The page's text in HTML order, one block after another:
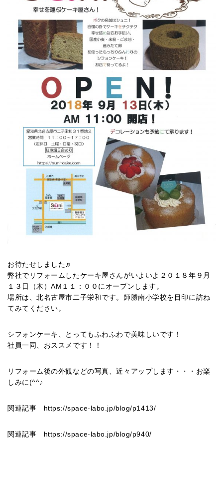
お待たせしました♬
弊社でリフォームしたケーキ屋さんがいよいよ２０１８年９月
１３日（木）AM１１：００にオープンします。
場所は、北名古屋市二子栄和です。師勝南小学校を目印に訪ね
てみてください。
シフォンケーキ、とってもふわふわで美味しいです！
社員一同、おススメです！！
リフォーム後の外観などの写真、近々アップします・・・お楽
しみに(^^♪
関連記事 https://space-labo.jp/blog/p1413/
関連記事 https://space-labo.jp/blog/p940/